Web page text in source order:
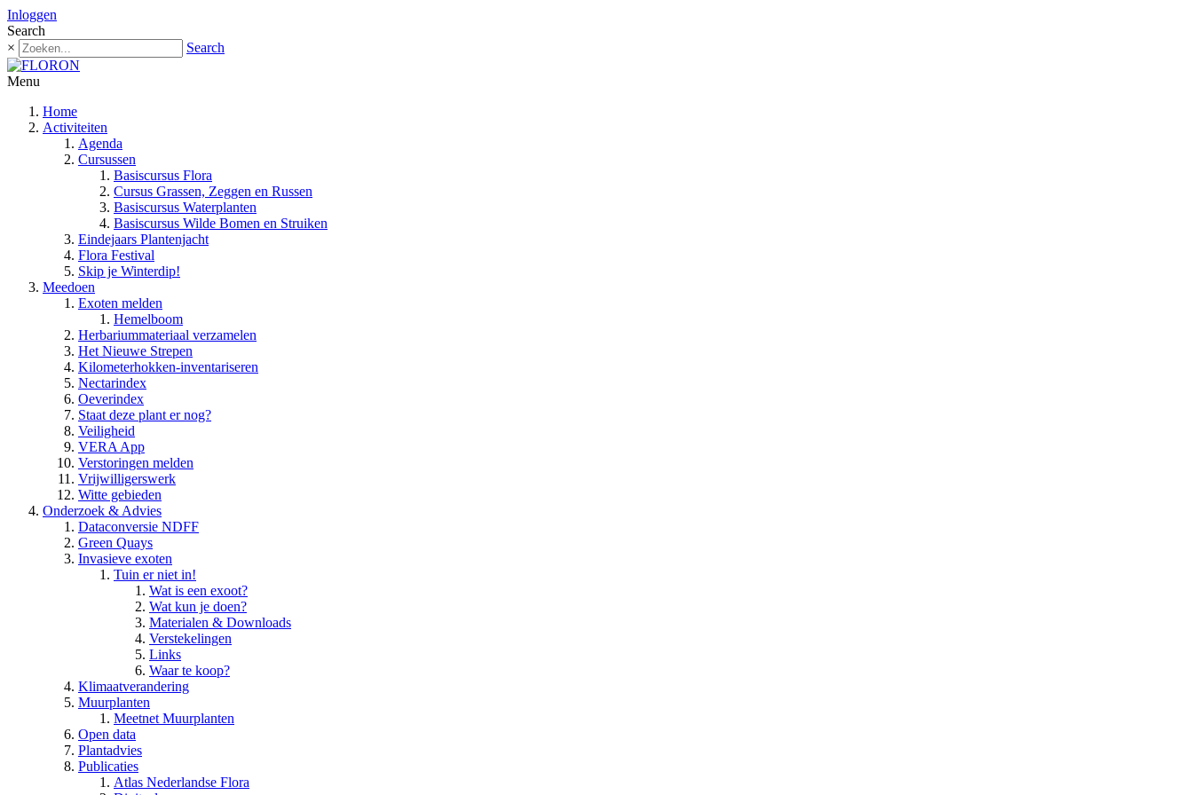
Inloggen
Search
×
Search
Menu
Home
Activiteiten
Agenda
Cursussen
Basiscursus Flora
Cursus Grassen, Zeggen en Russen
Basiscursus Waterplanten
Basiscursus Wilde Bomen en Struiken
Eindejaars Plantenjacht
Flora Festival
Skip je Winterdip!
Meedoen
Exoten melden
Hemelboom
Herbariummateriaal verzamelen
Het Nieuwe Strepen
Kilometerhokken-inventariseren
Nectarindex
Oeverindex
Staat deze plant er nog?
Veiligheid
VERA App
Verstoringen melden
Vrijwilligerswerk
Witte gebieden
Onderzoek & Advies
Dataconversie NDFF
Green Quays
Invasieve exoten
Tuin er niet in!
Wat is een exoot?
Wat kun je doen?
Materialen & Downloads
Verstekelingen
Links
Waar te koop?
Klimaatverandering
Muurplanten
Meetnet Muurplanten
Open data
Plantadvies
Publicaties
Atlas Nederlandse Flora